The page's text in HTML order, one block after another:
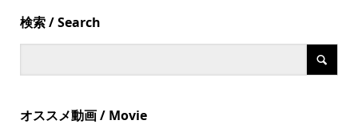
検索 / Search
オススメ動画 / Movie